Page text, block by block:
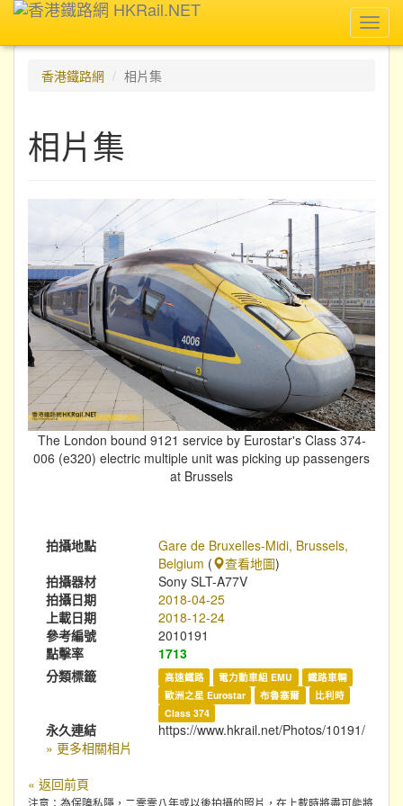
香港鐵路網
相片集
相片集
The London bound 9121 service by Eurostar's Class 374-
006 (e320) electric multiple unit was picking up passengers
at Brussels
拍攝地點
Gare de Bruxelles-Midi, Brussels,
Belgium ( 查看地圖)
拍攝器材
Sony SLT-A77V
拍攝日期
2018-04-25
上載日期
2018-12-24
參考編號
2010191
點擊率
1713
分類標籤
高速鐵路 電力動車組 EMU
鐵路車輛
歐洲之星 Eurostar
布魯塞爾
比利時
Class 374
永久連結
https://www.hkrail.net/Photos/10191/
» 更多相關相片
« 返回前頁
注意：為保障私隱，二零零八年或以後拍攝的照片，在上載時將盡可能將